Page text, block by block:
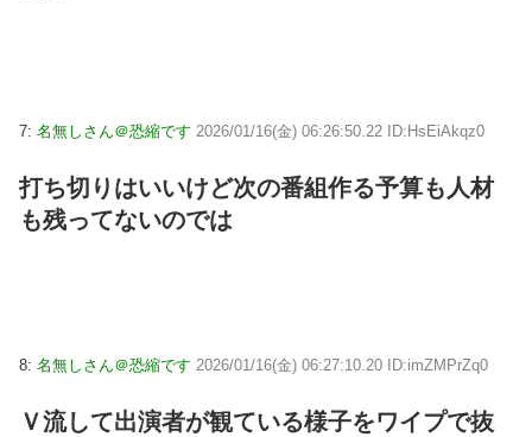
7: 名無しさん＠恐縮です 2026/01/16(金) 06:26:50.22 ID:HsEiAkqz0
打ち切りはいいけど次の番組作る予算も人材
も残ってないのでは
8: 名無しさん＠恐縮です 2026/01/16(金) 06:27:10.20 ID:imZMPrZq0
Ｖ流して出演者が観ている様子をワイプで抜